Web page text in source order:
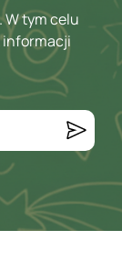
W tym celu
informacji